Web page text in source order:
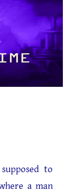
to
a man